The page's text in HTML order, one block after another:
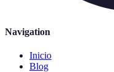
Navigation
Inicio
Blog